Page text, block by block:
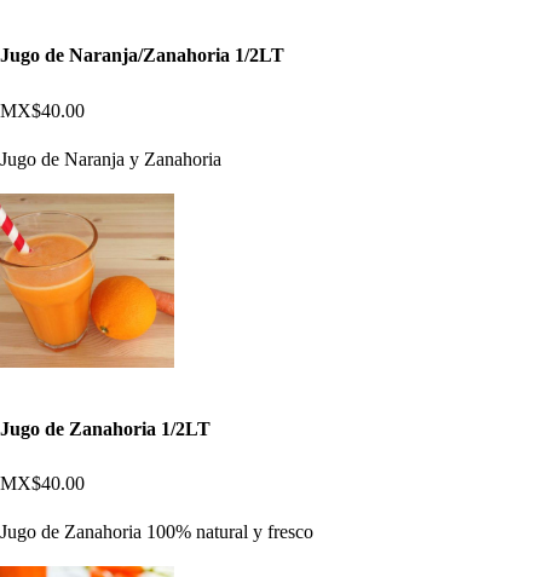
Jugo de Naranja/Zanahoria 1/2LT
MX$40.00
Jugo de Naranja y Zanahoria
Jugo de Zanahoria 1/2LT
MX$40.00
Jugo de Zanahoria 100% natural y fresco